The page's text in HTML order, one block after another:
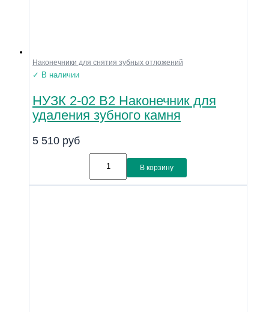
Наконечники для снятия зубных отложений
✓ В наличии
НУЗК 2-02 В2 Наконечник для
удаления зубного камня
5 510 руб
В корзину